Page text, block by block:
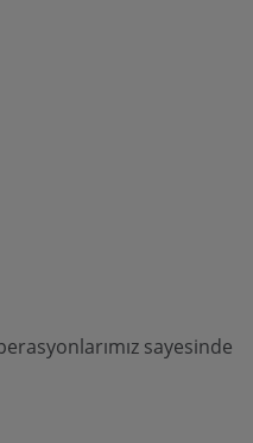
sayesinde